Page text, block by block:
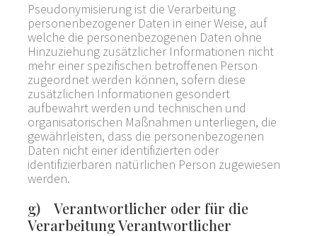
Pseudonymisierung ist die Verarbeitung
personenbezogener Daten in einer Weise, auf
welche die personenbezogenen Daten ohne
Hinzuziehung zusätzlicher Informationen nicht
mehr einer spezifischen betroffenen Person
zugeordnet werden können, sofern diese
zusätzlichen Informationen gesondert
aufbewahrt werden und technischen und
organisatorischen Maßnahmen unterliegen, die
gewährleisten, dass die personenbezogenen
Daten nicht einer identifizierten oder
identifizierbaren natürlichen Person zugewiesen
werden.
g) Verantwortlicher oder für die
Verarbeitung Verantwortlicher